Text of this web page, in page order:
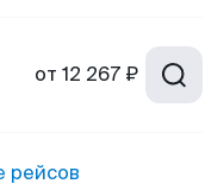
от 12 267 ₽
рейсов